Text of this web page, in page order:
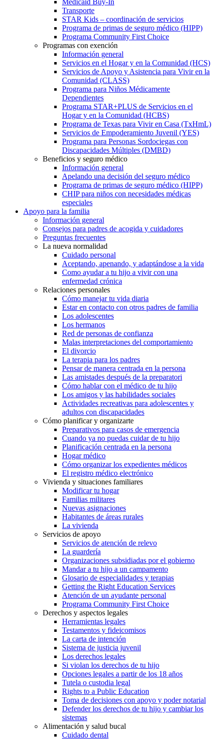
Transporte
STAR Kids – coordinación de servicios
Programa de primas de seguro médico (HIPP)
Programa Community First Choice
Programas con exención
Información general
Servicios en el Hogar y en la Comunidad (HCS)
Servicios de Apoyo y Asistencia para Vivir en la
Comunidad (CLASS)
Programa para Niños Médicamente
Dependientes
Programa STAR+PLUS de Servicios en el
Hogar y en la Comunidad (HCBS)
Programa de Texas para Vivir en Casa (TxHmL)
Servicios de Empoderamiento Juvenil (YES)
Programa para Personas Sordociegas con
Discapacidades Múltiples (DMBD)
Beneficios y seguro médico
Información general
Apelando una decisión del seguro médico
Programa de primas de seguro médico (HIPP)
CHIP para niños con necesidades médicas
especiales
Apoyo para la familia
Información general
Consejos para padres de acogida y cuidadores
Preguntas frecuentes
La nueva normalidad
Cuidado personal
Aceptando, apenando, y adaptándose a la vida
Como ayudar a tu hijo a vivir con una
enfermedad crónica
Relaciones personales
Cómo manejar tu vida diaria
Estar en contacto con otros padres de familia
Los adolescentes
Los hermanos
Red de personas de confianza
Malas interpretaciones del comportamiento
El divorcio
La terapia para los padres
Pensar de manera centrada en la persona
Las amistades después de la preparatori
Cómo hablar con el médico de tu hijo
Los amigos y las habilidades sociales
Actividades recreativas para adolescentes y
adultos con discapacidades
Cómo planificar y organizarte
Preparativos para casos de emergencia
Cuando ya no puedas cuidar de tu hijo
Planificación centrada en la persona
Hogar médico
Cómo organizar los expedientes médicos
El registro médico electrónico
Vivienda y situaciones familiares
Modificar tu hogar
Familias militares
Nuevas asignaciones
Habitantes de áreas rurales
La vivienda
Servicios de apoyo
Servicios de atención de relevo
La guardería
Organizaciones subsidiadas por el gobierno
Mandar a tu hijo a un campamento
Glosario de especialidades y terapias
Getting the Right Education Services
Atención de un ayudante personal
Programa Community First Choice
Derechos y aspectos legales
Herramientas legales
Testamentos y fideicomisos
La carta de intención
Sistema de justicia juvenil
Los derechos legales
Si violan los derechos de tu hijo
Opciones legales a partir de los 18 años
Tutela o custodia legal
Rights to a Public Education
Toma de decisiones con apoyo y poder notarial
Defender los derechos de tu hijo y cambiar los
sistemas
Alimentación y salud bucal
Cuidado dental